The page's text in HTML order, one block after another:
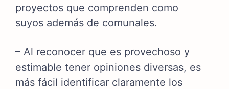
proyectos que comprenden como
suyos además de comunales.
– Al reconocer que es provechoso y
estimable tener opiniones diversas, es
más fácil identificar claramente los